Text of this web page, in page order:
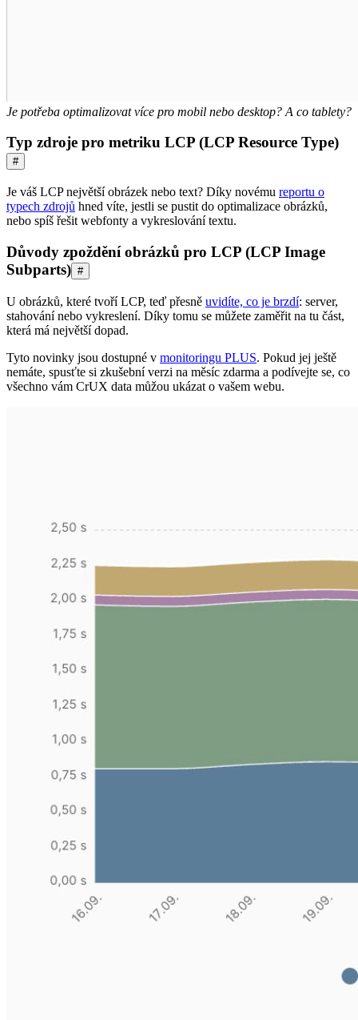
Je potřeba optimalizovat více pro mobil nebo desktop? A co tablety?
Typ zdroje pro metriku LCP (LCP Resource Type)
#
Je váš LCP největší obrázek nebo text? Díky novému reportu o
typech zdrojů hned víte, jestli se pustit do optimalizace obrázků,
nebo spíš řešit webfonty a vykreslování textu.
Důvody zpoždění obrázků pro LCP (LCP Image
Subparts) #
U obrázků, které tvoří LCP, teď přesně uvidíte, co je brzdí: server,
stahování nebo vykreslení. Díky tomu se můžete zaměřit na tu část,
která má největší dopad.
Tyto novinky jsou dostupné v monitoringu PLUS. Pokud jej ještě
nemáte, spusťte si zkušební verzi na měsíc zdarma a podívejte se, co
všechno vám CrUX data můžou ukázat o vašem webu.